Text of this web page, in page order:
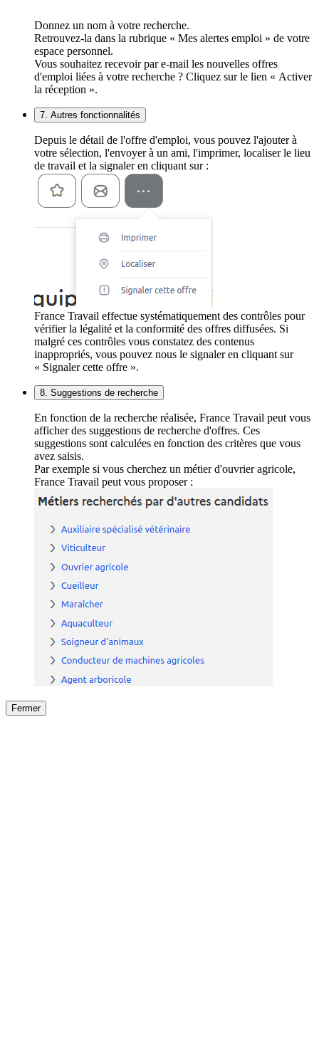
Donnez un nom à votre recherche.
Retrouvez-la dans la rubrique « Mes alertes emploi » de votre
espace personnel.
Vous souhaitez recevoir par e-mail les nouvelles offres
d'emploi liées à votre recherche ? Cliquez sur le lien « Activer
la réception ».
7. Autres fonctionnalités
Depuis le détail de l'offre d'emploi, vous pouvez l'ajouter à
votre sélection, l'envoyer à un ami, l'imprimer, localiser le lieu
de travail et la signaler en cliquant sur :
France Travail effectue systématiquement des contrôles pour
vérifier la légalité et la conformité des offres diffusées. Si
malgré ces contrôles vous constatez des contenus
inappropriés, vous pouvez nous le signaler en cliquant sur
« Signaler cette offre ».
8. Suggestions de recherche
En fonction de la recherche réalisée, France Travail peut vous
afficher des suggestions de recherche d'offres. Ces
suggestions sont calculées en fonction des critères que vous
avez saisis.
Par exemple si vous cherchez un métier d'ouvrier agricole,
France Travail peut vous proposer :
Fermer